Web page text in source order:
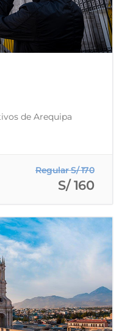
de Arequipa
Regular S/ 170
S/ 160